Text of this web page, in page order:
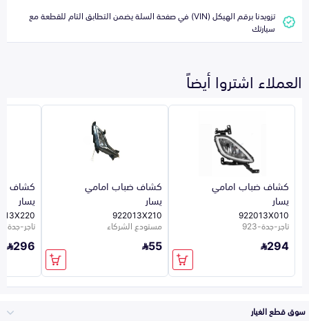
تزويدنا برقم الهيكل (VIN) في صفحة السلة يضمن التطابق التام للقطعة مع
سيارتك
العملاء اشتروا أيضاً
كشاف ضباب امامي
يسار
922013X010
تاجر-جدة-923
294
كشاف ضباب امامي
يسار
922013X210
مستودع الشركاء
55
كشاف
يسار
تاجر-جدة-923
296
سوق قطع الغيار